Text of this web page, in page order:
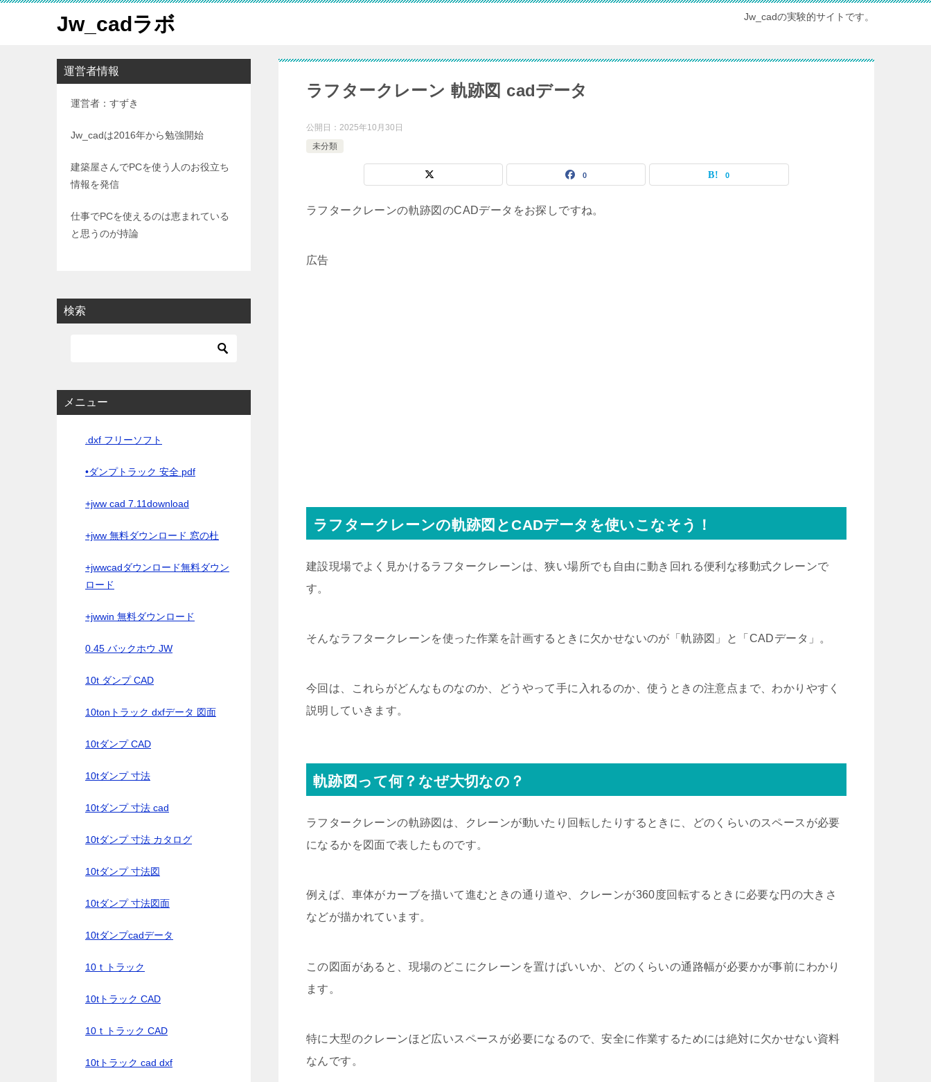
Jw_cadラボ Jw_cadの実験的サイトです。
ラフタークレーン 軌跡図 cadデータ
公開日： 2025年10月30日
未分類
0 0
ラフタークレーンの軌跡図のCADデータをお探しですね。
広告
ラフタークレーンの軌跡図とCADデータを使いこなそう！
建設現場でよく見かけるラフタークレーンは、狭い場所でも自由に動き回れる便利な移動式クレーンで
す。
そんなラフタークレーンを使った作業を計画するときに欠かせないのが「軌跡図」と「CADデータ」。
今回は、これらがどんなものなのか、どうやって手に入れるのか、使うときの注意点まで、わかりやすく
説明していきます。
軌跡図って何？なぜ大切なの？
ラフタークレーンの軌跡図は、クレーンが動いたり回転したりするときに、どのくらいのスペースが必要
になるかを図面で表したものです。
例えば、車体がカーブを描いて進むときの通り道や、クレーンが360度回転するときに必要な円の大きさ
などが描かれています。
この図面があると、現場のどこにクレーンを置けばいいか、どのくらいの通路幅が必要かが事前にわかり
ます。
特に大型のクレーンほど広いスペースが必要になるので、安全に作業するためには絶対に欠かせない資料
なんです。
運営者情報
運営者：すずき
Jw_cadは2016年から勉強開始
建築屋さんでPCを使う人のお役立ち
情報を発信
仕事でPCを使えるのは恵まれている
と思うのが持論
検索
メニュー
.dxf フリーソフト
•ダンプトラック 安全 pdf
+jww cad 7.11download
+jww 無料ダウンロード 窓の杜
+jwwcadダウンロード無料ダウン
ロード
+jwwin 無料ダウンロード
0.45 バックホウ JW
10t ダンプ CAD
10tonトラック dxfデータ 図面
10tダンプ CAD
10tダンプ 寸法
10tダンプ 寸法 cad
10tダンプ 寸法 カタログ
10tダンプ 寸法図
10tダンプ 寸法図面
10tダンプcadデータ
10ｔトラック
10tトラック CAD
10ｔトラック CAD
10tトラック cad dxf